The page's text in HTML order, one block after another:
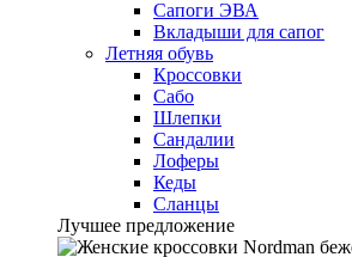
Cапоги ЭВА
Вкладыши для сапог
Летняя обувь
Кроссовки
Сабо
Шлепки
Сандалии
Лоферы
Кеды
Сланцы
Лучшее предложение